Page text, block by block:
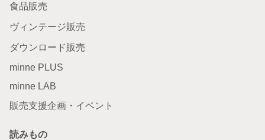
食品販売
ヴィンテージ販売
ダウンロード販売
minne PLUS
minne LAB
販売支援企画・イベント
読みもの